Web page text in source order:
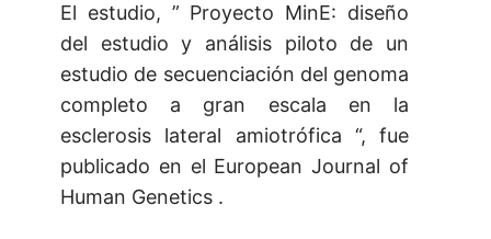
El estudio, ” Proyecto MinE: diseño
del estudio y análisis piloto de un
estudio de secuenciación del genoma
completo a gran escala en la
esclerosis lateral amiotrófica “, fue
publicado en el European Journal of
Human Genetics .